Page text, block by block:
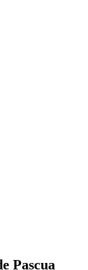
Pascua